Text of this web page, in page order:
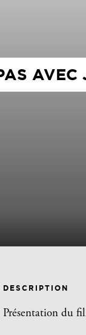
DESCRIPTION
Présentation du